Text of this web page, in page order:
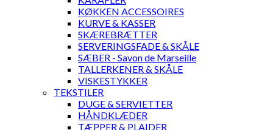
KØKKEN ACCESSOIRES
KURVE & KASSER
SKÆREBRÆTTER
SERVERINGSFADE & SKÅLE
SÆBER - Savon de Marseille
TALLERKENER & SKÅLE
VISKESTYKKER
TEKSTILER
DUGE & SERVIETTER
HÅNDKLÆDER
TÆPPER & PLAIDER